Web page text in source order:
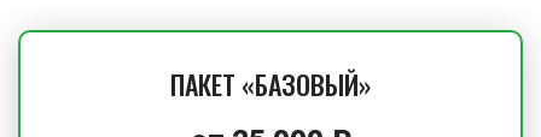
ПАКЕТ «БАЗОВЫЙ»